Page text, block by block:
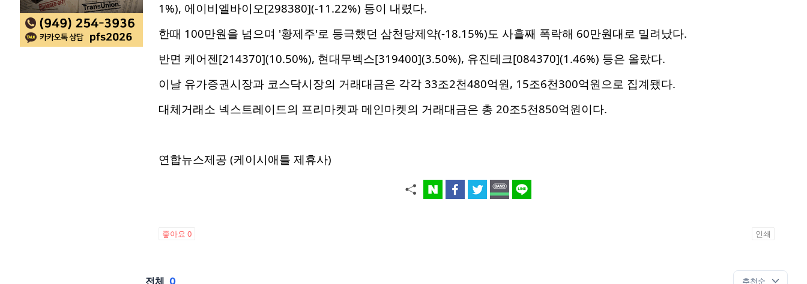
1%), 에이비엘바이오[298380](-11.22%) 등이 내렸다.
한때 100만원을 넘으며 '황제주'로 등극했던 삼천당제약(-18.15%)도 사흘째 폭락해 60만원대로 밀려났다.
반면 케어젠[214370](10.50%), 현대무벡스[319400](3.50%), 유진테크[084370](1.46%) 등은 올랐다.
이날 유가증권시장과 코스닥시장의 거래대금은 각각 33조2천480억원, 15조6천300억원으로 집계됐다.
대체거래소 넥스트레이드의 프리마켓과 메인마켓의 거래대금은 총 20조5천850억원이다.
연합뉴스제공 (케이시애틀 제휴사)
좋아요 0 인쇄
전체 0